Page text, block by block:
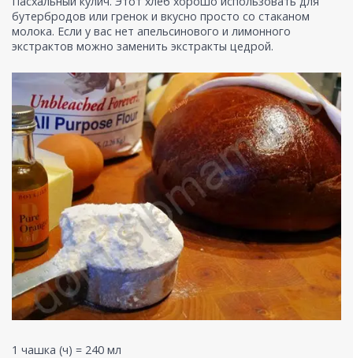
бутербродов или гренок и вкусно просто со стаканом
молока. Если у вас нет апельсинового и лимонного
экстрактов можно заменить экстракты цедрой.
1 чашка (ч) = 240 мл